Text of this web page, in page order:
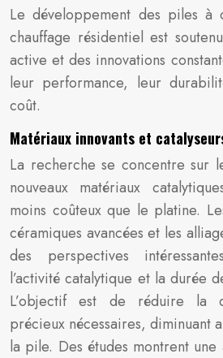
Le développement des piles à
chauffage résidentiel est
active et des innovations
leur performance, leur
coût.
Matériaux innovants et
La recherche se concentre sur
nouveaux matériaux
moins coûteux que le platine.
céramiques avancées et les
des perspectives
l’activité catalytique et la durée
L’objectif est de réduire la
précieux nécessaires, diminuant
la pile. Des études montrent